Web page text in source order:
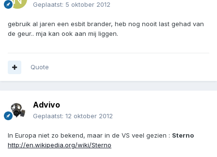
Geplaatst: 5 oktober 2012
gebruik al jaren een esbit brander, heb nog nooit last gehad van
de geur.. mja kan ook aan mij liggen.
Quote
Advivo
Geplaatst: 12 oktober 2012
In Europa niet zo bekend, maar in de VS veel gezien : Sterno
http://en.wikipedia.org/wiki/Sterno